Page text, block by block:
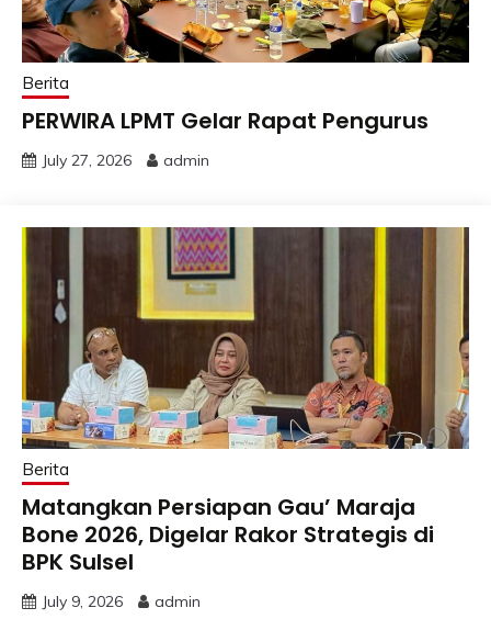
Berita
PERWIRA LPMT Gelar Rapat Pengurus
July 27, 2026 admin
Berita
Matangkan Persiapan Gau’ Maraja
Bone 2026, Digelar Rakor Strategis di
BPK Sulsel
July 9, 2026 admin